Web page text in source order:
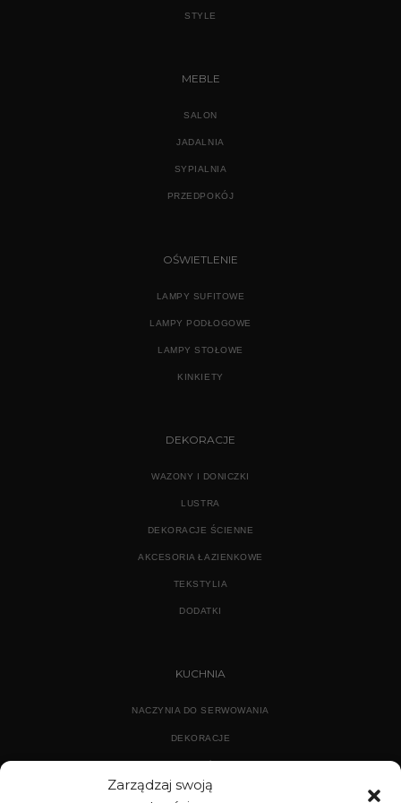
Zarządzaj swoją
STYLE
MEBLE
SALON
JADALNIA
SYPIALNIA
PRZEDPOKÓJ
OŚWIETLENIE
LAMPY SUFITOWE
LAMPY PODŁOGOWE
LAMPY STOŁOWE
KINKIETY
DEKORACJE
WAZONY I DONICZKI
LUSTRA
DEKORACJE ŚCIENNE
AKCESORIA ŁAZIENKOWE
TEKSTYLIA
DODATKI
KUCHNIA
NACZYNIA DO SERWOWANIA
DEKORACJE